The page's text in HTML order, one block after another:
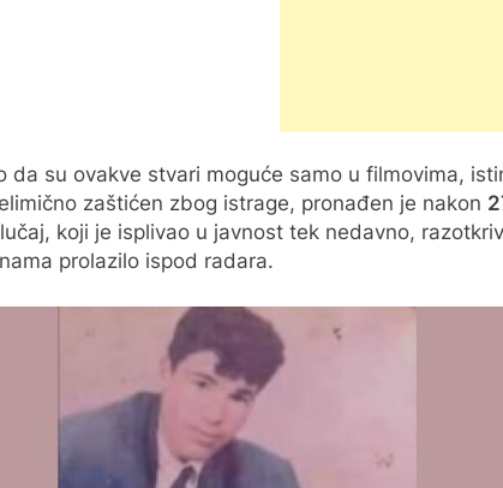
da su ovakve stvari moguće samo u filmovima,
zaštićen zbog istrage, pronađen je nakon
koji je isplivao u javnost tek nedavno,
prolazilo ispod radara.